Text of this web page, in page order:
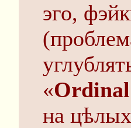
эго,
«Ordinal
на